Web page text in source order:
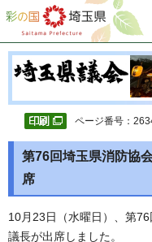
彩の国 埼玉県
ページ番号：
第76回埼玉県消防協
席
10月23日（水曜日）、第
議長が出席しました。